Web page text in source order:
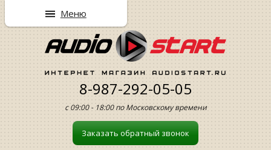
8-987-292-05-05
с 09:00 - 18:00 по Московскому времени
Заказать обратный звонок
Меню